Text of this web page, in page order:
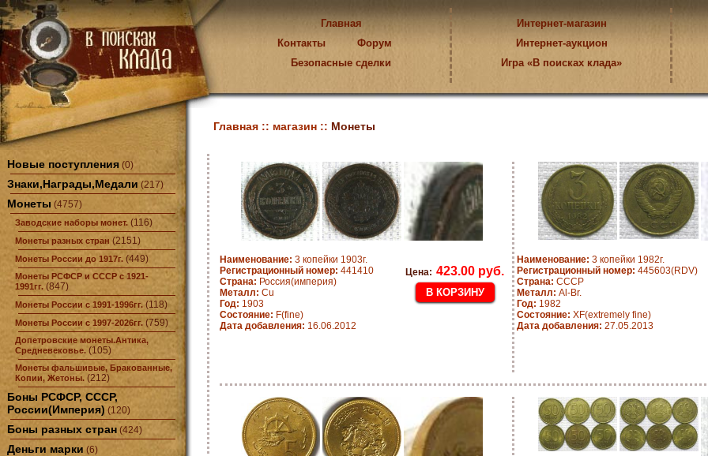
Главная
Контакты
Форум
Безопасные сделки
Интернет-магазин
Интернет-аукцион
Игра «В поисках клада»
Новые поступления (0)
Знаки,Награды,Медали (217)
Монеты (4757)
Заводские наборы монет. (116)
Монеты разных стран (2151)
Монеты России до 1917г. (449)
Монеты РСФСР и СССР с 1921-
1991гг. (847)
Монеты России с 1991-1996гг. (118)
Монеты России с 1997-2026гг. (759)
Допетровские монеты.Антика,
Средневековье. (105)
Монеты фальшивые, Бракованные,
Копии, Жетоны. (212)
Боны РСФСР, СССР,
России(Империя) (120)
Боны разных стран (424)
Деньги марки (6)
Главная :: магазин :: Монеты
Наименование: 3 копейки 1903г.
Регистрационный номер: 441410
Страна: Россия(империя)
Металл: Cu
Год: 1903
Состояние: F(fine)
Дата добавления: 16.06.2012
Цена: 423.00 руб.
Наименование: 3 копейки 1982г.
Регистрационный номер: 445603(RDV)
Страна: СССР
Металл: Al-Br.
Год: 1982
Состояние: XF(extremely fine)
Дата добавления: 27.05.2013